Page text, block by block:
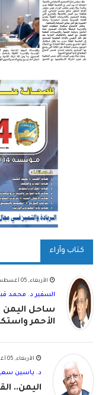
كتاب وآراء
الأربعاء, 05 أغسطس 2026
السفير د. محمد
ساحل اليمن
الأحمر
الأربعاء, 05 أغسطس 2026
د. ياسين
اليمن..